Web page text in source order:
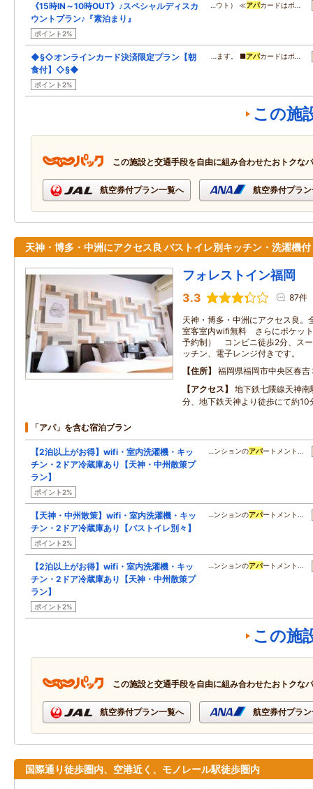
《15時IN～10時OUT》♪スペシャルディスカ
ウントプラン♪『素泊まり』
ポイント2%
…ウト） ≪アパカードはポ…
◆§◇オンラインカード決済限定プラン【朝
食付】◇§◆
ポイント2%
…ます。 ■アパカードはポ…
この施
この施設と交通手段を自由に組み合わせたおトクな
航空券付プラン一覧へ 航空券付プラ
天神・博多・中洲にアクセス良 バストイレ別キッチン・洗濯機付
フォレストイン福岡
3.3 87件
天神・博多・中洲にアクセス良
室客室内wifi無料 さらにポケッ
予約制） コンビニ徒歩2分、ス
ッチン、電子レンジ付きです。
住所
福岡県福岡市中央区春
アクセス
地下鉄七隈線天神
分、地下鉄天神より徒歩にて約10
「アパ」を含む宿泊プラン
【2泊以上がお得】wifi・室内洗濯機・キッ
チン・2ドア冷蔵庫あり【天神・中州散策プ
ラン】
ポイント2%
…ンションのアパートメント…
【天神・中州散策】wifi・室内洗濯機・キッ
チン・2ドア冷蔵庫あり【バストイレ別々】
ポイント2%
…ンションのアパートメント…
【2泊以上がお得】wifi・室内洗濯機・キッ
チン・2ドア冷蔵庫あり【天神・中州散策プ
ラン】
ポイント2%
…ンションのアパートメント…
この施
この施設と交通手段を自由に組み合わせたおトクな
航空券付プラン一覧へ 航空券付プラ
国際通り徒歩圏内、空港近く、モノレール駅徒歩圏内